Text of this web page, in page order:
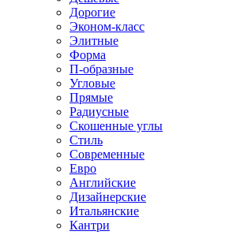
Дорогие
Эконом-класс
Элитные
Форма
П-образные
Угловые
Прямые
Радиусные
Скошенные углы
Стиль
Современные
Евро
Английские
Дизайнерские
Итальянские
Кантри